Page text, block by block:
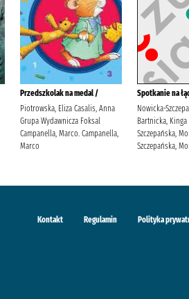
Przedszkolak na medal /
Piotrowska, Eliza Casalis, Anna
Grupa Wydawnicza Foksal
Campanella, Marco. Campanella,
Marco
Spotkanie na
Nowicka-
Bartnicka,
Szczepańska,
Szczepańska,
Kontakt Regulamin Polityka